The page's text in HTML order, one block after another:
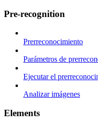
Pre-recognition
Prerreconocimiento
Parámetros de
Ejecutar el
Analizar imágenes
Elements